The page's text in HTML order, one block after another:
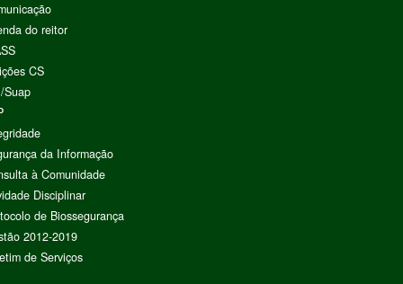
do reitor
CS
Suap
da Informação
à Comunidade
Disciplinar
de Biossegurança
2012-2019
de Serviços